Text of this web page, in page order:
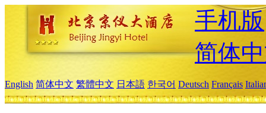
手机版
简体
English 简体中文 繁體中文 日本語 한국어 Deutsch Français